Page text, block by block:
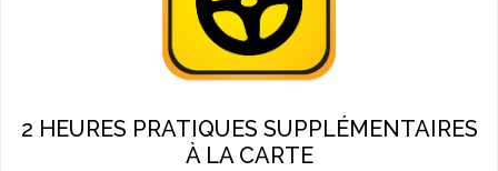
2 HEURES PRATIQUES SUPPLÉMENTAIRES
À LA CARTE